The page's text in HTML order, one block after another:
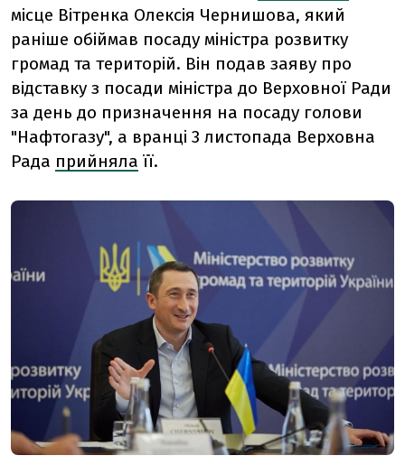
місце Вітренка Олексія Чернишова, який
раніше обіймав посаду міністра розвитку
громад та територій. Він подав заяву про
відставку з посади міністра до Верховної Ради
за день до призначення на посаду голови
"Нафтогазу", а вранці 3 листопада Верховна
Рада прийняла її.